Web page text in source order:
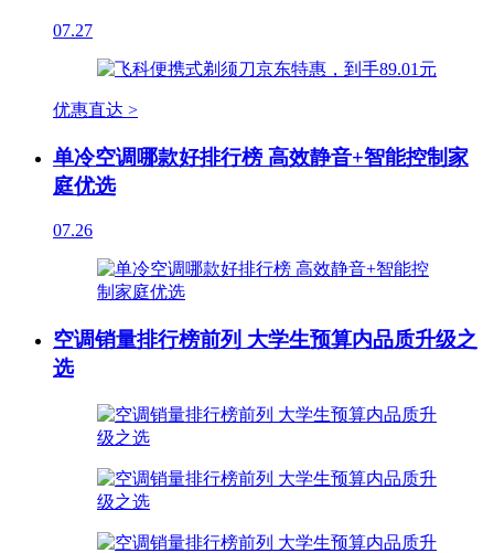
07.27
优惠直达 >
单冷空调哪款好排行榜 高效静音+智能控制家
庭优选
07.26
空调销量排行榜前列 大学生预算内品质升级之
选